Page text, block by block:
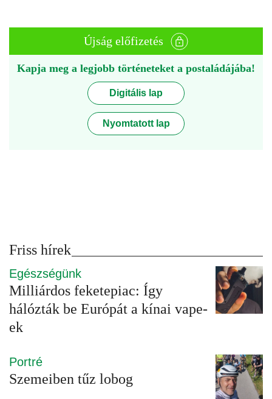
Újság előfizetés
Kapja meg a legjobb történeteket a postaládájába!
Digitális lap
Nyomtatott lap
Friss hírek
Egészségünk
Milliárdos feketepiac: Így
hálózták be Európát a kínai vape-
ek
Portré
Szemeiben tűz lobog